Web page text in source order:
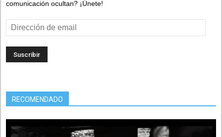
comunicación ocultan? ¡Únete!
Dirección
de
email
RECOMENDADO